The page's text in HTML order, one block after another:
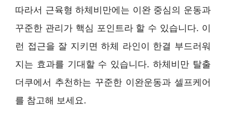
따라서 근육형 하체비만에는 이완 중심의 운동과
꾸준한 관리가 핵심 포인트라 할 수 있습니다. 이
런 접근을 잘 지키면 하체 라인이 한결 부드러워
지는 효과를 기대할 수 있습니다. 하체비만 탈출
더쿠에서 추천하는 꾸준한 이완운동과 셀프케어
를 참고해 보세요.